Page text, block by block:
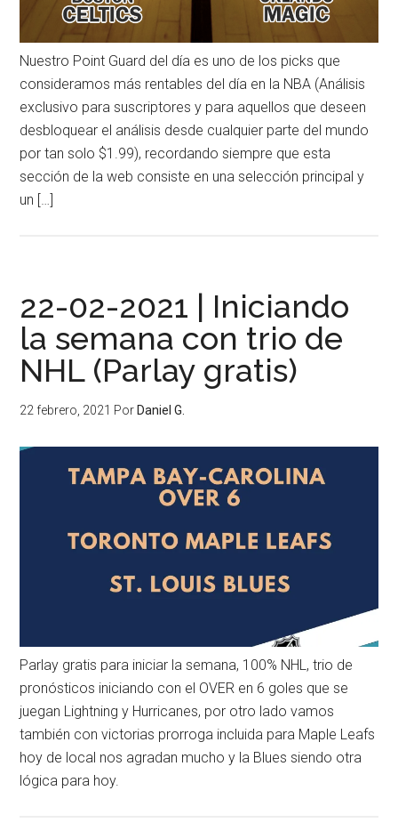
Nuestro Point Guard del día es uno de los picks que
consideramos más rentables del día en la NBA (Análisis
exclusivo para suscriptores y para aquellos que deseen
desbloquear el análisis desde cualquier parte del mundo
por tan solo $1.99), recordando siempre que esta
sección de la web consiste en una selección principal y
un […]
22-02-2021 | Iniciando
la semana con trio de
NHL (Parlay gratis)
22 febrero, 2021 Por Daniel G.
Parlay gratis para iniciar la semana, 100% NHL, trio de
pronósticos iniciando con el OVER en 6 goles que se
juegan Lightning y Hurricanes, por otro lado vamos
también con victorias prorroga incluida para Maple Leafs
hoy de local nos agradan mucho y la Blues siendo otra
lógica para hoy.